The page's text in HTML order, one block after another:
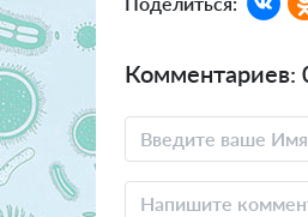
Комментариев: